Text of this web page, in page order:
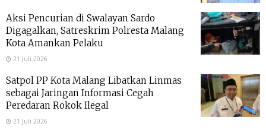
Aksi Pencurian di Swalayan Sardo
Digagalkan, Satreskrim Polresta Malang
Kota Amankan Pelaku
21 Juli 2026
Satpol PP Kota Malang Libatkan Linmas
sebagai Jaringan Informasi Cegah
Peredaran Rokok Ilegal
21 Juli 2026